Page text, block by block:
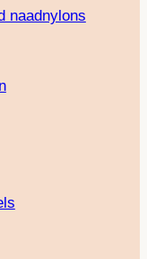
naadnylons